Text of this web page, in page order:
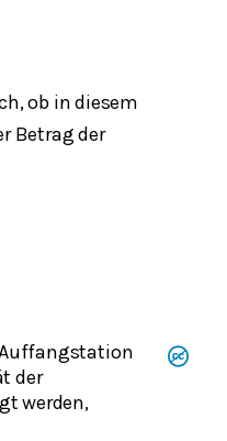
ob in diesem
Betrag der
Auffangstation
der
werden,